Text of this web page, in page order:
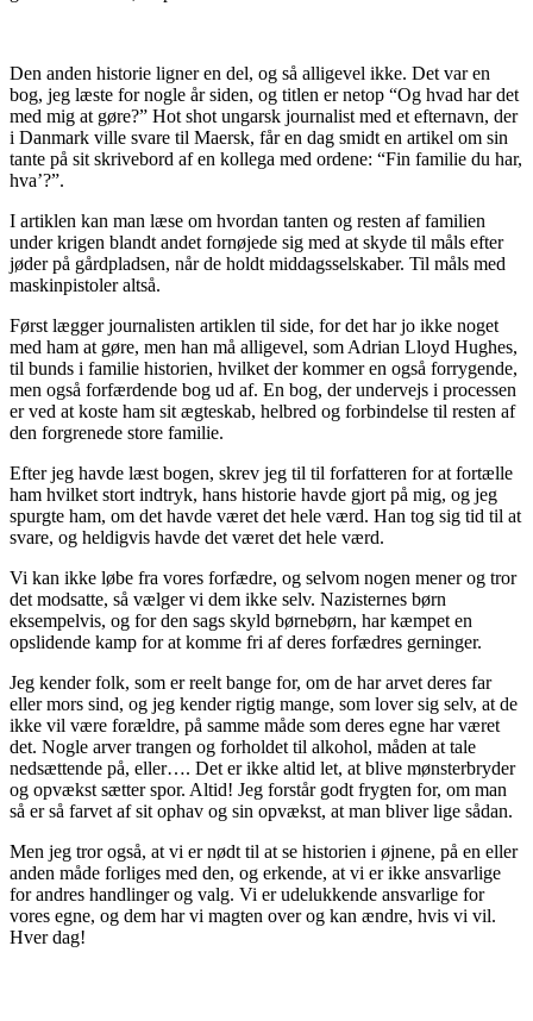
Den anden historie ligner en del, og så alligevel ikke. Det var en
bog, jeg læste for nogle år siden, og titlen er netop “Og hvad har det
med mig at gøre?” Hot shot ungarsk journalist med et efternavn, der
i Danmark ville svare til Maersk, får en dag smidt en artikel om sin
tante på sit skrivebord af en kollega med ordene: “Fin familie du har,
hva’?”.
I artiklen kan man læse om hvordan tanten og resten af familien
under krigen blandt andet fornøjede sig med at skyde til måls efter
jøder på gårdpladsen, når de holdt middagsselskaber. Til måls med
maskinpistoler altså.
Først lægger journalisten artiklen til side, for det har jo ikke noget
med ham at gøre, men han må alligevel, som Adrian Lloyd Hughes,
til bunds i familie historien, hvilket der kommer en også forrygende,
men også forfærdende bog ud af. En bog, der undervejs i processen
er ved at koste ham sit ægteskab, helbred og forbindelse til resten af
den forgrenede store familie.
Efter jeg havde læst bogen, skrev jeg til til forfatteren for at fortælle
ham hvilket stort indtryk, hans historie havde gjort på mig, og jeg
spurgte ham, om det havde været det hele værd. Han tog sig tid til at
svare, og heldigvis havde det været det hele værd.
Vi kan ikke løbe fra vores forfædre, og selvom nogen mener og tror
det modsatte, så vælger vi dem ikke selv. Nazisternes børn
eksempelvis, og for den sags skyld børnebørn, har kæmpet en
opslidende kamp for at komme fri af deres forfædres gerninger.
Jeg kender folk, som er reelt bange for, om de har arvet deres far
eller mors sind, og jeg kender rigtig mange, som lover sig selv, at de
ikke vil være forældre, på samme måde som deres egne har været
det. Nogle arver trangen og forholdet til alkohol, måden at tale
nedsættende på, eller…. Det er ikke altid let, at blive mønsterbryder
og opvækst sætter spor. Altid! Jeg forstår godt frygten for, om man
så er så farvet af sit ophav og sin opvækst, at man bliver lige sådan.
Men jeg tror også, at vi er nødt til at se historien i øjnene, på en eller
anden måde forliges med den, og erkende, at vi er ikke ansvarlige
for andres handlinger og valg. Vi er udelukkende ansvarlige for
vores egne, og dem har vi magten over og kan ændre, hvis vi vil.
Hver dag!